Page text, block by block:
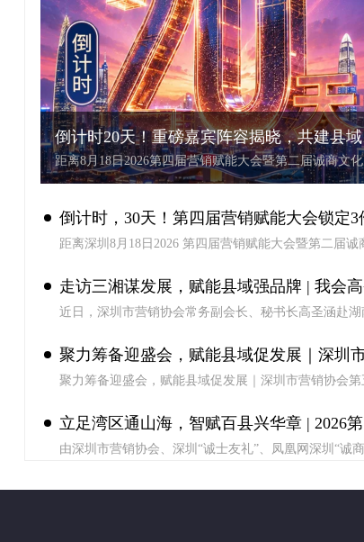
倒计时20天！重磅嘉宾阵容揭晓，共建县
济新格局
距离8月18日2026第四届营销赋能大会暨第二届诚商文
在深圳开幕仅剩20天！近日，大会多名重磅嘉宾阵容陆
解县域产业破局路径，落地政策红利转化方案，为广告
者、县域企业家、实体商户带来一场集政策解读、资源
团、标准共建于一体的行业盛会。
倒计时，30天！第四届营销赋能大会锁定3
事
距离深圳8月18日2026 第四届营销赋能大会暨第二届诚
华章”为核心主题，紧扣国家乡村振兴、县域高质量发
一大市场顶层战略，依托六部委《关于大力促进新时
业高质量发展的意见》重磅新政权威背书，打造全国
走访三湘谋发展，赋能县域强品牌 | 我会
秘书长赴湖南六地开展调研交流
近日，深圳市营销协会常务副会长、秘书长高圣涵赴
州嘉禾等地，实地围绕县域品牌数字化转型升级开展深
流，共商赋能路径。
聚力筹备迎盛会，赋能县域促发展｜深圳
协会第五届理事会第三次会议顺利召开
聚力筹备迎盛会，赋能县域促发展｜深圳市营销协会
立足湾区通山海，智赋百县兴华章 | 2026
营销赋能大会暨第二届诚商文化节8月深圳
由深圳市营销协会、深圳“诚士友礼”、凤凰网深圳“诚